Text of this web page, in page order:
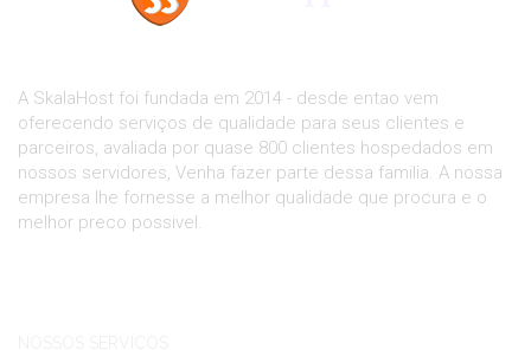
A SkalaHost foi fundada em 2014 - desde entao vem
oferecendo serviços de qualidade para seus clientes e
parceiros, avaliada por quase 800 clientes hospedados em
nossos servidores, Venha fazer parte dessa familia. A nossa
empresa lhe fornesse a melhor qualidade que procura e o
melhor preco possivel.